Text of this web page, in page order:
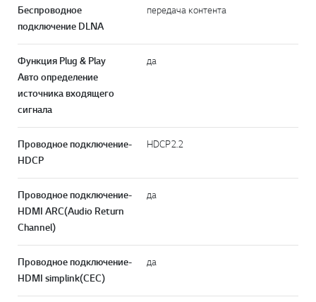
Беспроводное
подключение DLNA
передача контента
Функция Plug & Play
Авто определение
источника входящего
сигнала
да
Проводное подключение-
HDCP
HDCP2.2
Проводное подключение-
HDMI ARC(Audio Return
Channel)
да
Проводное подключение-
HDMI simplink(CEC)
да